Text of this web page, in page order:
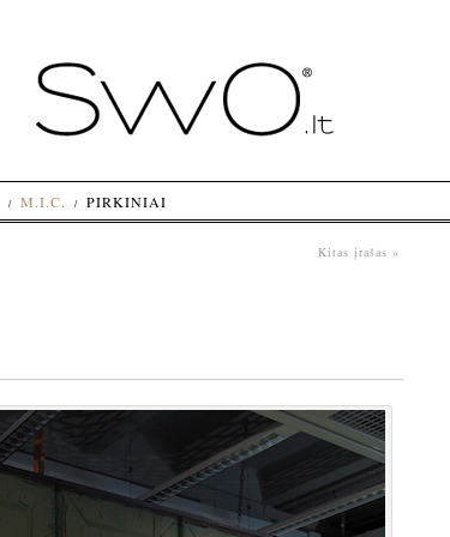
Kitas įrašas »
M.I.C. PIRKINIAI